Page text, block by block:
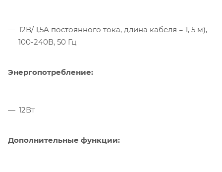
12В/ 1,5A постоянного тока, длина кабеля = 1, 5 м),
100-240В, 50 Гц
Энергопотребление:
12Вт
Дополнительные функции: